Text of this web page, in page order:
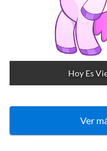
Hoy Es
Ver